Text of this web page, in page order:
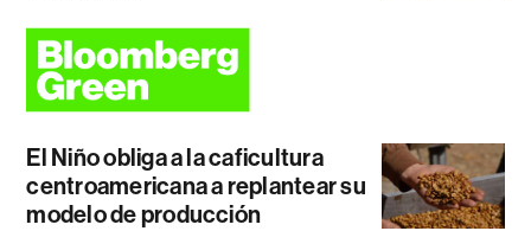
El Niño obliga a la caficultura
centroamericana a replantear su
modelo de producción